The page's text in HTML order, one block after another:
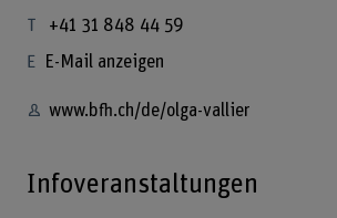
+41 31 848 44 59
E-Mail anzeigen
www.bfh.ch/de/olga-vallier
Infoveranstaltungen